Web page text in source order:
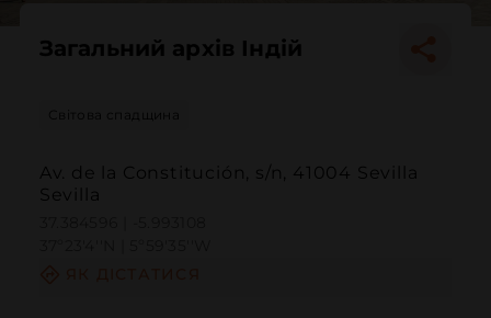
Загальний архів Індій
Світова спадщина
Av. de la Constitución, s/n, 41004 Sevilla
Sevilla